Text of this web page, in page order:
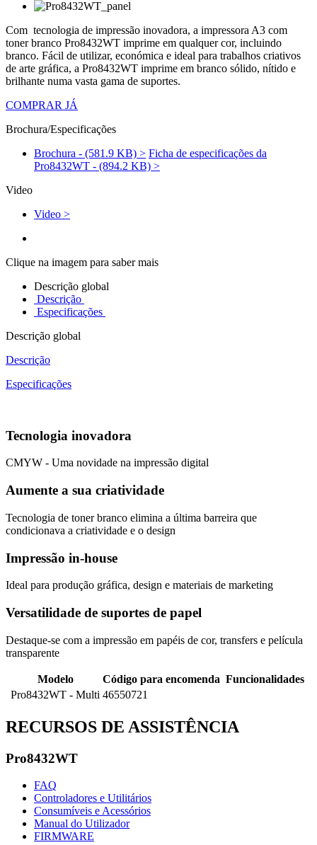
Com tecnologia de impressão inovadora, a impressora A3 com
toner branco Pro8432WT imprime em qualquer cor, incluindo
branco. Fácil de utilizar, económica e ideal para trabalhos criativos
de arte gráfica, a Pro8432WT imprime em branco sólido, nítido e
brilhante numa vasta gama de suportes.
COMPRAR JÁ
Brochura/Especificações
Brochura - (581.9 KB) > Ficha de especificações da
Pro8432WT - (894.2 KB) >
Video
Video >
Clique na imagem para saber mais
Descrição global
Descrição
Especificações
Descrição global
Descrição
Especificações
Tecnologia inovadora
CMYW - Uma novidade na impressão digital
Aumente a sua criatividade
Tecnologia de toner branco elimina a última barreira que
condicionava a criatividade e o design
Impressão in-house
Ideal para produção gráfica, design e materiais de marketing
Versatilidade de suportes de papel
Destaque-se com a impressão em papéis de cor, transfers e película
transparente
Modelo Código para encomenda Funcionalidades
Pro8432WT - Multi 46550721
RECURSOS DE ASSISTÊNCIA
Pro8432WT
FAQ
Controladores e Utilitários
Consumíveis e Acessórios
Manual do Utilizador
FIRMWARE